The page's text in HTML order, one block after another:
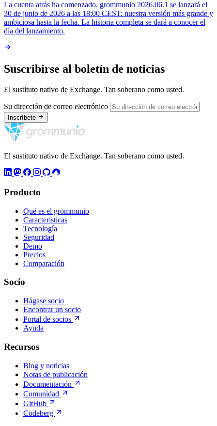
La cuenta atrás ha comenzado. grommunio 2026.06.1 se lanzará el
30 de junio de 2026 a las 18:00 CEST: nuestra versión más grande y
ambiciosa hasta la fecha. La historia completa se dará a conocer el
día del lanzamiento.
Suscribirse al boletín de noticias
El sustituto nativo de Exchange. Tan soberano como usted.
Su dirección de correo electrónico
Inscríbete
El sustituto nativo de Exchange. Tan soberano como usted.
Producto
Qué es el grommunio
Características
Tecnología
Seguridad
Demo
Precios
Comparación
Socio
Hágase socio
Encontrar un socio
Portal de socios
Ayuda
Recursos
Blog y noticias
Notas de publicación
Documentación
Comunidad
GitHub
Codeberg